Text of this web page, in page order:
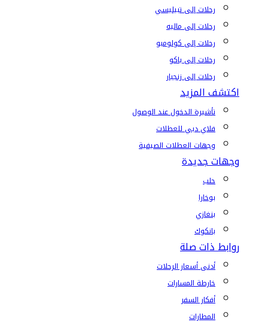
رحلات إلى تبيليسي
رحلات إلى ماليه
رحلات إلى كولومبو
رحلات إلى باكو
رحلات إلى زنجبار
اكتشف المزيد
تأشيرة الدخول عند الوصول
فلاي دبي للعطلات
وجهات العطلات الصيفية
وجهات جديدة
حلب
بوخارا
بنغازي
بانكوك
روابط ذات صلة
أدنى أسعار الرحلات
خارطة المسارات
أفكار السفر
المطارات